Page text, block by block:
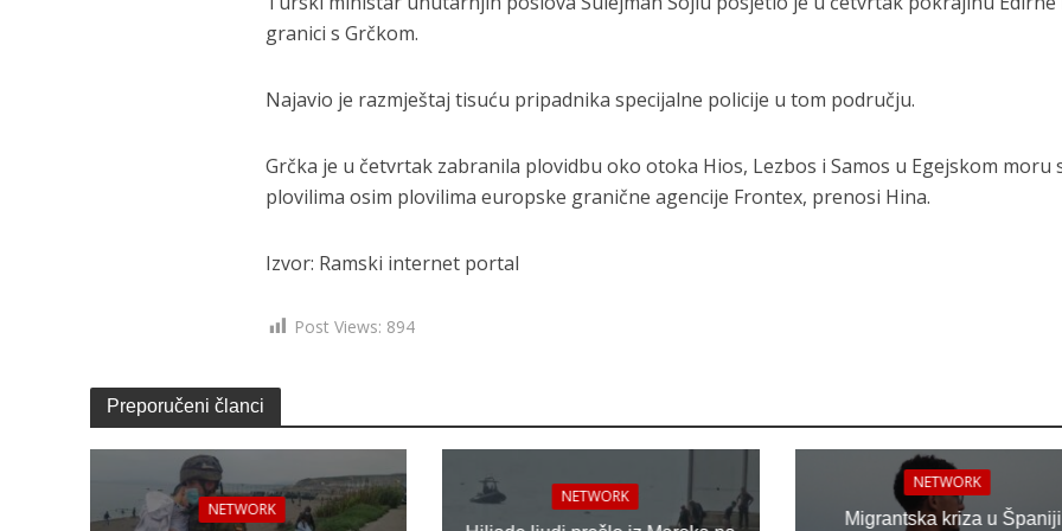
granici s Grčkom.
Najavio je razmještaj tisuću pripadnika specijalne policije u tom području.
Grčka je u četvrtak zabranila plovidbu oko otoka Hios, Lezbos i Samos u Egejskom moru
plovilima osim plovilima europske granične agencije Frontex, prenosi Hina.
Izvor: Ramski internet portal
Post Views: 894
Preporučeni članci
NETWORK
NETWORK
NETWORK
Migrantska kriza u Španiji